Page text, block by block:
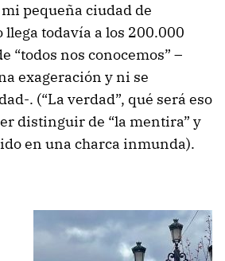
pequeña ciudad de
todavía a los 200.000
“todos nos conocemos” –
exageración y ni se
. (“La verdad”, qué será eso
distinguir de “la mentira” y
en una charca inmunda).